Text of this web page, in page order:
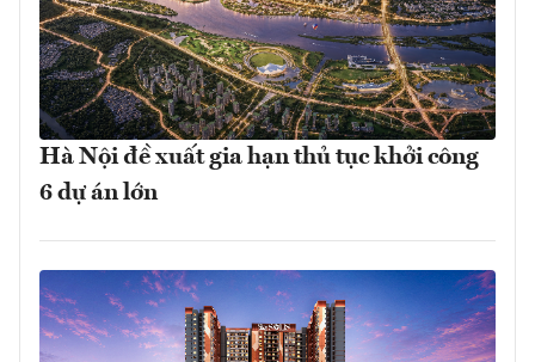
Hà Nội đề xuất gia hạn thủ tục khởi công
6 dự án lớn